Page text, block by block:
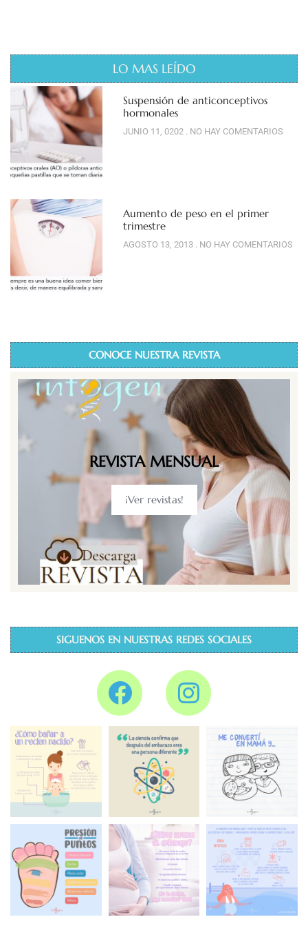
LO MAS LEÍDO
Suspensión de anticonceptivos
hormonales
JUNIO 11, 0202 NO HAY COMENTARIOS
Aumento de peso en el primer
trimestre
AGOSTO 13, 2013 NO HAY COMENTARIOS
CONOCE NUESTRA REVISTA
REVISTA MENSUAL
¡Ver revistas!
SIGUENOS EN NUESTRAS REDES SOCIALES